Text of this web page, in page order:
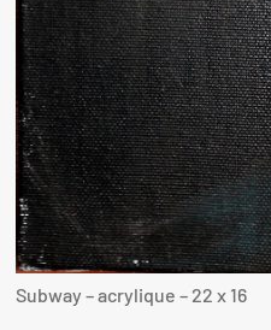
Subway – acrylique – 22 x 16